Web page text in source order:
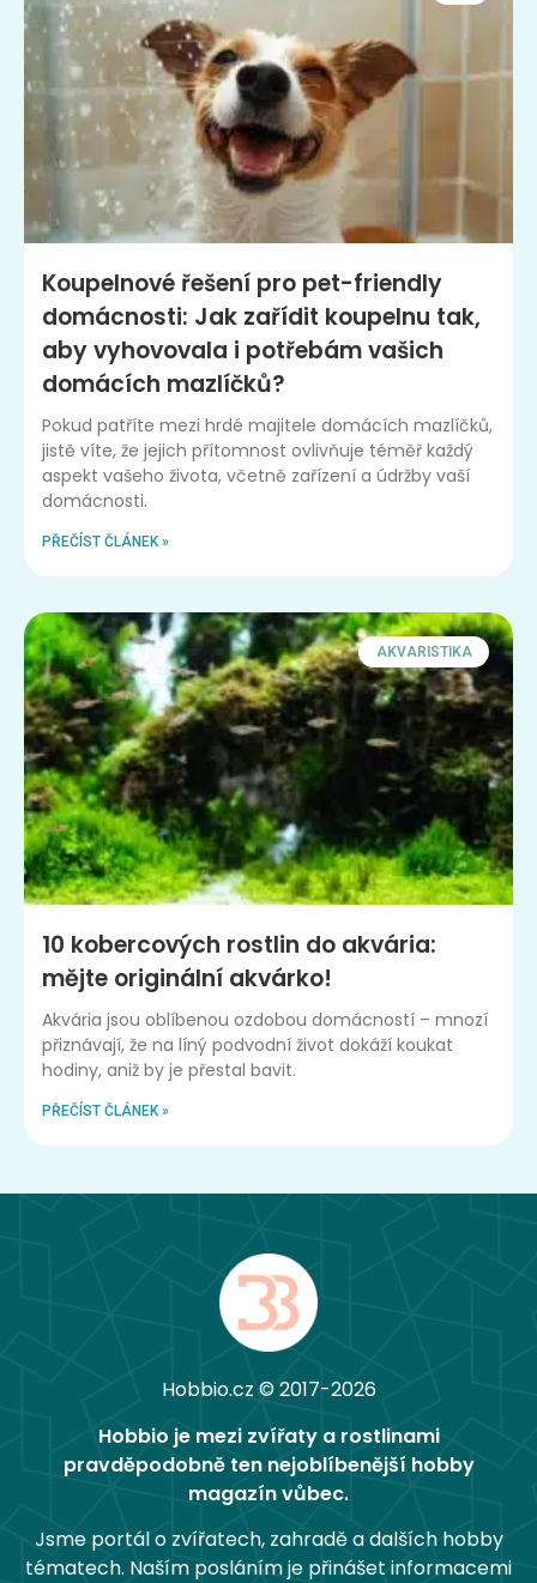
Koupelnové řešení pro pet-friendly
domácnosti: Jak zařídit koupelnu tak,
aby vyhovovala i potřebám vašich
domácích mazlíčků?
Pokud patříte mezi hrdé majitele domácích mazlíčků,
jistě víte, že jejich přítomnost ovlivňuje téměř každý
aspekt vašeho života, včetně zařízení a údržby vaší
domácnosti.
PŘEČÍST ČLÁNEK »
AKVARISTIKA
10 kobercových rostlin do akvária:
mějte originální akvárko!
Akvária jsou oblíbenou ozdobou domácností – mnozí
přiznávají, že na líný podvodní život dokáží koukat
hodiny, aniž by je přestal bavit.
PŘEČÍST ČLÁNEK »
Hobbio.cz © 2017-2026
Hobbio je mezi zvířaty a rostlinami
pravděpodobně ten nejoblíbenější hobby
magazín vůbec.
Jsme portál o zvířatech, zahradě a dalších hobby
tématech. Naším posláním je přinášet informacemi